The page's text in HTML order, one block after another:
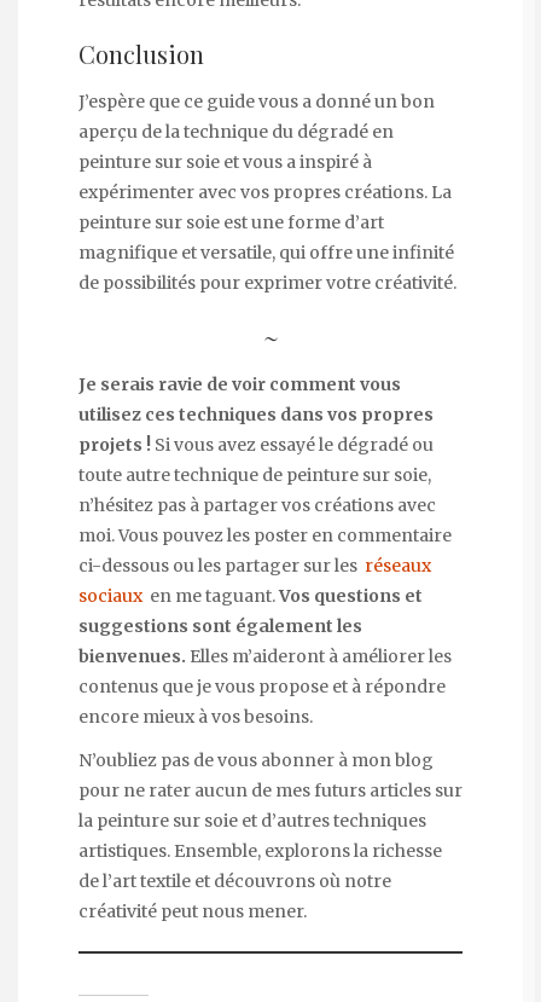
Conclusion
J’espère que ce guide vous a donné un bon
aperçu de la technique du dégradé en
peinture sur soie et vous a inspiré à
expérimenter avec vos propres créations. La
peinture sur soie est une forme d’art
magnifique et versatile, qui offre une infinité
de possibilités pour exprimer votre créativité.
~
Je serais ravie de voir comment vous
utilisez ces techniques dans vos propres
projets ! Si vous avez essayé le dégradé ou
toute autre technique de peinture sur soie,
n’hésitez pas à partager vos créations avec
moi. Vous pouvez les poster en commentaire
ci-dessous ou les partager sur les réseaux
sociaux en me taguant.Vos questions et
suggestions sont également les
bienvenues. Elles m’aideront à améliorer les
contenus que je vous propose et à répondre
encore mieux à vos besoins.
N’oubliez pas de vous abonner à mon blog
pour ne rater aucun de mes futurs articles sur
la peinture sur soie et d’autres techniques
artistiques. Ensemble, explorons la richesse
de l’art textile et découvrons où notre
créativité peut nous mener.